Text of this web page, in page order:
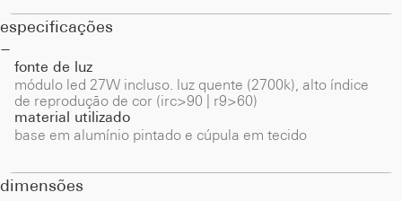
especificações
fonte de luz
módulo led 27W incluso. luz quente (2700k), alto índice
de reprodução de cor (irc>90 | r9>60)
material utilizado
base em alumínio pintado e cúpula em tecido
dimensões